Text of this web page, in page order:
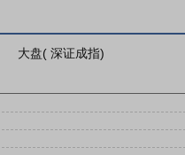
大盘( 深证成指)